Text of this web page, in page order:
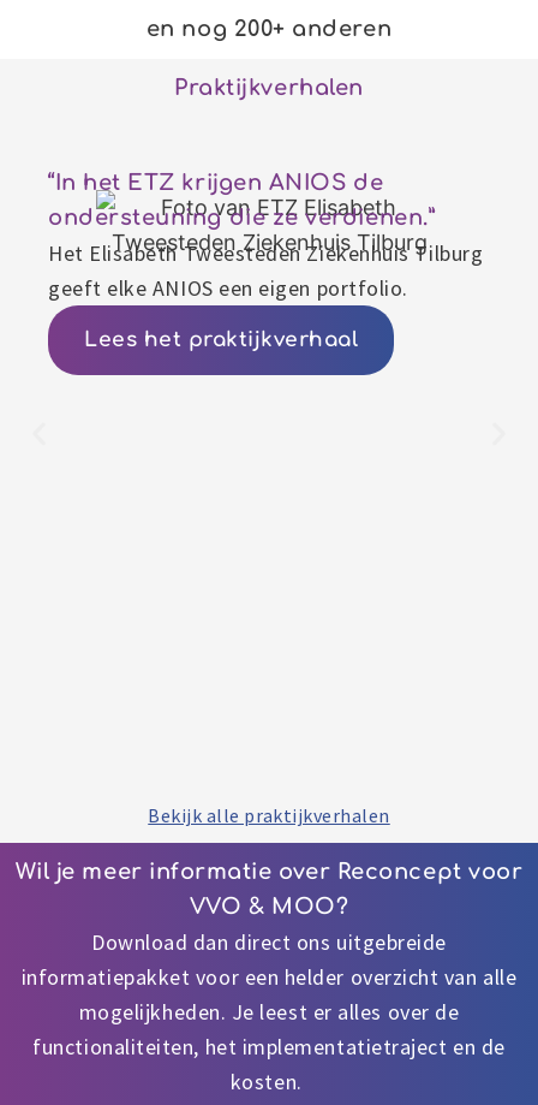
en nog 200+ anderen
Praktijkverhalen
“In het ETZ krijgen ANIOS de
ondersteuning die ze verdienen.”
Het Elisabeth Tweesteden Ziekenhuis Tilburg
geeft elke ANIOS een eigen portfolio.
Lees het praktijkverhaal
Bekijk alle praktijkverhalen
Wil je meer informatie over Reconcept voor
VVO & MOO?
Download dan direct ons uitgebreide
informatiepakket voor een helder overzicht van alle
mogelijkheden. Je leest er alles over de
functionaliteiten, het implementatietraject en de
kosten.